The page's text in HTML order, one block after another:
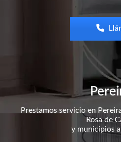
Prestamos servicio en
Rosa de
y municipios